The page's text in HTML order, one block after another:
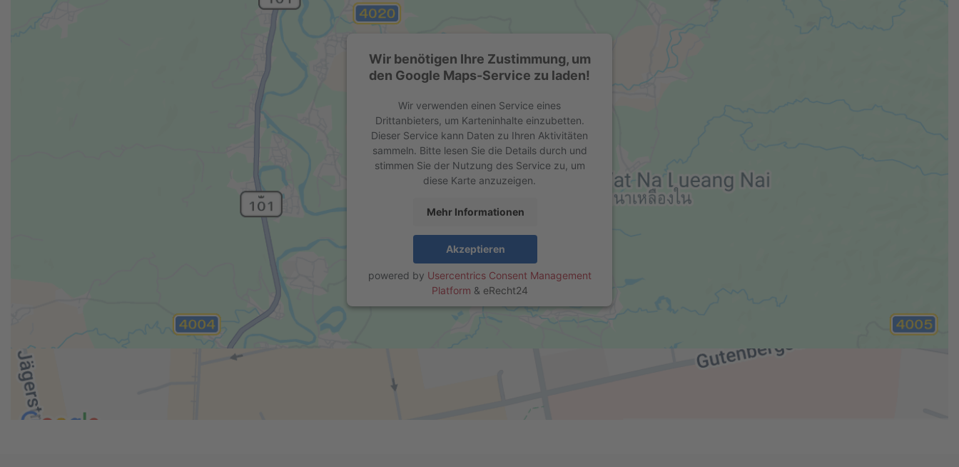
Wir benötigen Ihre Zustimmung, um
den Google Maps-Service zu laden!
Wir verwenden einen Service eines
Drittanbieters, um Karteninhalte einzubetten.
Dieser Service kann Daten zu Ihren Aktivitäten
sammeln. Bitte lesen Sie die Details durch und
stimmen Sie der Nutzung des Service zu, um
diese Karte anzuzeigen.
Mehr Informationen
Akzeptieren
powered by Usercentrics Consent Management
Platform & eRecht24